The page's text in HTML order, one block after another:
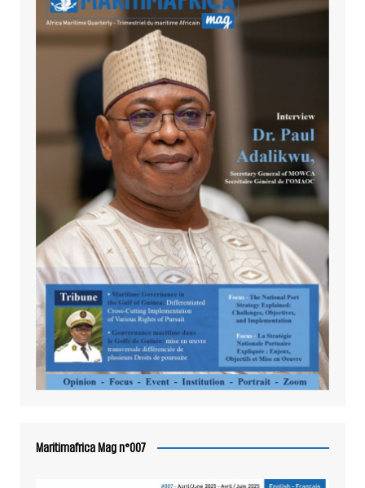
Maritimafrica Mag n°007